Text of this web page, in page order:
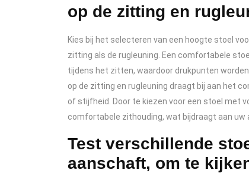
op de zitting en
Kies bij het selecteren van een hoogte stoel
zitting als de rugleuning. Een comfortabele
tijdens het zitten, waardoor drukpunten
op de zitting en rugleuning draagt bij aan het
of stijfheid. Door te kiezen voor een stoel met
comfortabele zithouding, wat bijdraagt aan uw
Test verschillende
aanschaft, om te